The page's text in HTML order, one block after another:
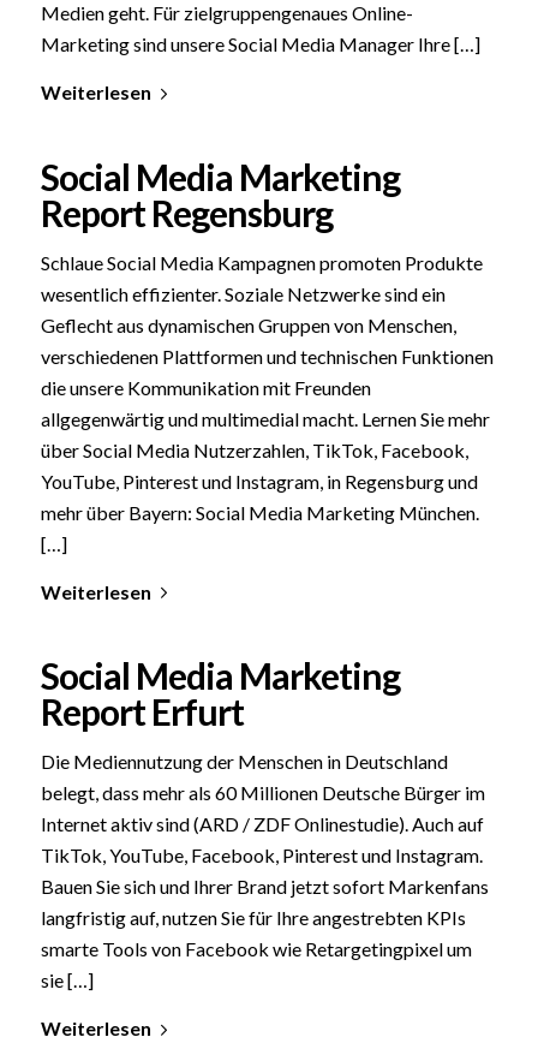
Medien geht. Für zielgruppengenaues Online-
Marketing sind unsere Social Media Manager Ihre […]
Weiterlesen
Social Media Marketing
Report Regensburg
Schlaue Social Media Kampagnen promoten Produkte
wesentlich effizienter. Soziale Netzwerke sind ein
Geflecht aus dynamischen Gruppen von Menschen,
verschiedenen Plattformen und technischen Funktionen
die unsere Kommunikation mit Freunden
allgegenwärtig und multimedial macht. Lernen Sie mehr
über Social Media Nutzerzahlen, TikTok, Facebook,
YouTube, Pinterest und Instagram, in Regensburg und
mehr über Bayern: Social Media Marketing München.
[…]
Weiterlesen
Social Media Marketing
Report Erfurt
Die Mediennutzung der Menschen in Deutschland
belegt, dass mehr als 60 Millionen Deutsche Bürger im
Internet aktiv sind (ARD / ZDF Onlinestudie). Auch auf
TikTok, YouTube, Facebook, Pinterest und Instagram.
Bauen Sie sich und Ihrer Brand jetzt sofort Markenfans
langfristig auf, nutzen Sie für Ihre angestrebten KPIs
smarte Tools von Facebook wie Retargetingpixel um
sie […]
Weiterlesen